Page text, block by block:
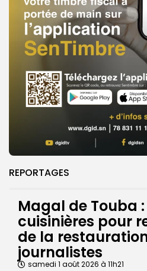
REPORTAGES
Magal de Touba
cuisinières pour
de la
journalistes
samedi 1 août 2026 à 11h21